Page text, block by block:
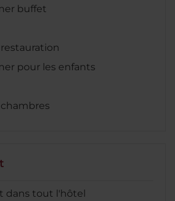
buffet
pour les enfants
dans tout l'hôtel